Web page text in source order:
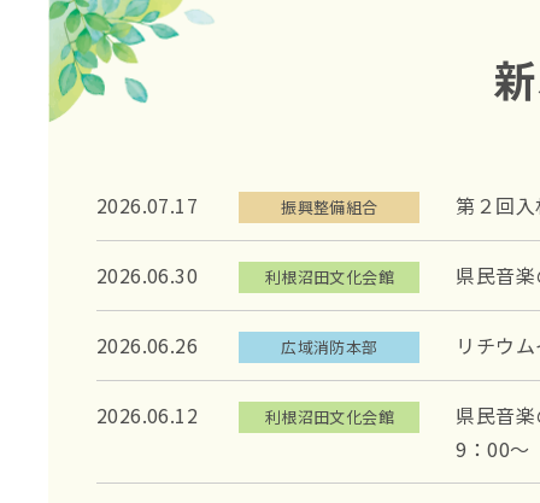
2026.07.17 振興整備組合 第２回
2026.06.30 利根沼田文化会館 県民音
2026.06.26 広域消防本部 リチウ
2026.06.12 利根沼田文化会館
県民音
9：00